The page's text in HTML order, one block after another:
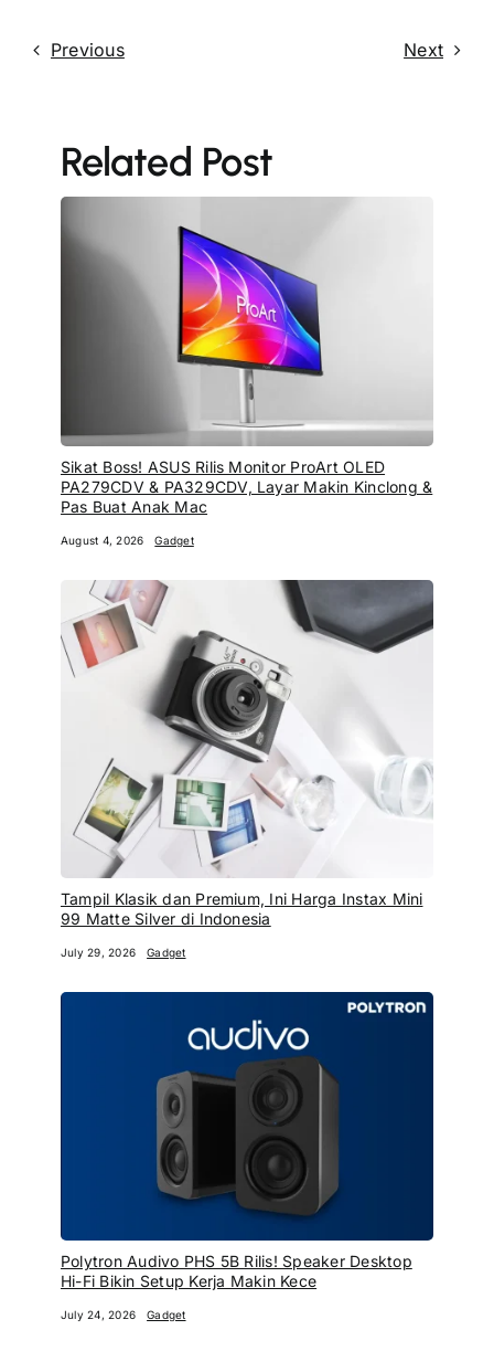
Previous Next
Related Post
Sikat Boss! ASUS Rilis Monitor ProArt OLED
PA279CDV & PA329CDV, Layar Makin Kinclong &
Pas Buat Anak Mac
August 4, 2026 Gadget
Tampil Klasik dan Premium, Ini Harga Instax Mini
99 Matte Silver di Indonesia
July 29, 2026 Gadget
Polytron Audivo PHS 5B Rilis! Speaker Desktop
Hi-Fi Bikin Setup Kerja Makin Kece
July 24, 2026 Gadget